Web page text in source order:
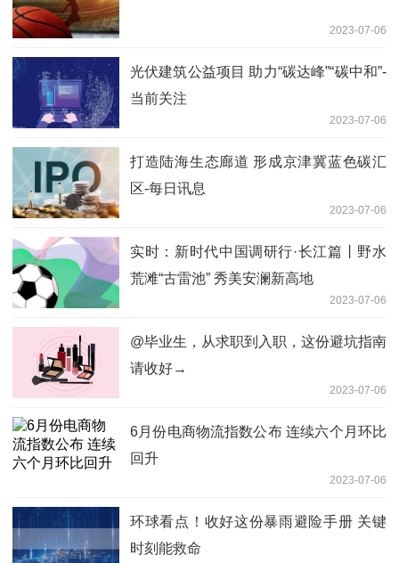
2023-07-06
光伏建筑公益项目 助力“碳达峰”“碳中和”-
当前关注
2023-07-06
打造陆海生态廊道 形成京津冀蓝色碳汇
区-每日讯息
2023-07-06
实时：新时代中国调研行·长江篇丨野水
荒滩“古雷池” 秀美安澜新高地
2023-07-06
@毕业生，从求职到入职，这份避坑指南
请收好→
2023-07-06
6月份电商物流指数公布 连续六个月环比
回升
2023-07-06
环球看点！收好这份暴雨避险手册 关键
时刻能救命